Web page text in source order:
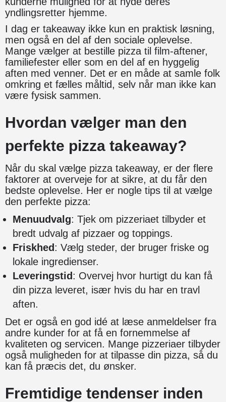
yndlingsretter hjemme.
I dag er takeaway ikke kun en praktisk løsning,
men også en del af den sociale oplevelse.
Mange vælger at bestille pizza til film-aftener,
familiefester eller som en del af en hyggelig
aften med venner. Det er en måde at samle folk
omkring et fælles måltid, selv når man ikke kan
være fysisk sammen.
Hvordan vælger man den
perfekte pizza takeaway?
Når du skal vælge pizza takeaway, er der flere
faktorer at overveje for at sikre, at du får den
bedste oplevelse. Her er nogle tips til at vælge
den perfekte pizza:
Menuudvalg: Tjek om pizzeriaet tilbyder et
bredt udvalg af pizzaer og toppings.
Friskhed : Vælg steder, der bruger friske og
lokale ingredienser.
Leveringstid : Overvej hvor hurtigt du kan få
din pizza leveret, især hvis du har en travl
aften.
Det er også en god idé at læse anmeldelser fra
andre kunder for at få en fornemmelse af
kvaliteten og servicen. Mange pizzeriaer tilbyder
også muligheden for at tilpasse din pizza, så du
kan få præcis det, du ønsker.
Fremtidige tendenser inden